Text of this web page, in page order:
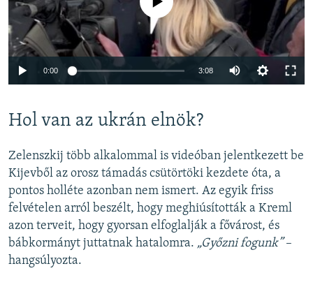
720p 1080p
0:00 3:08
1080p
Hol van az ukrán elnök?
Zelenszkij több alkalommal is videóban jelentkezett be
Kijevből az orosz támadás csütörtöki kezdete óta, a
pontos holléte azonban nem ismert. Az egyik friss
felvételen arról beszélt, hogy meghiúsították a Kreml
azon terveit, hogy gyorsan elfoglalják a fővárost, és
bábkormányt juttatnak hatalomra. „Győzni fogunk”–
hangsúlyozta.